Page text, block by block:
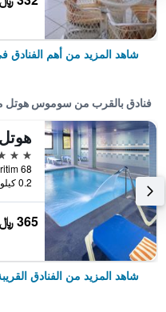
شاهد المزيد من أهم الفنادق
فنادق بالقرب من سوموس هوتل
4 نجوم
0.2 كيلومتر عن وسط المدينة
365 ﷼
شاهد المزيد من الفنادق